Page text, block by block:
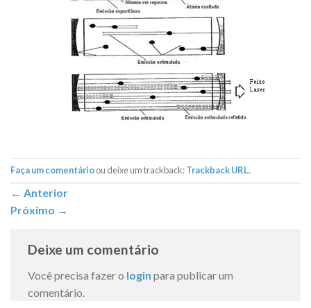
Faça um comentárioou deixe um trackback:Trackback URL.
← Anterior
Próximo →
Deixe um comentário
Você precisa fazer o login para publicar um
comentário.